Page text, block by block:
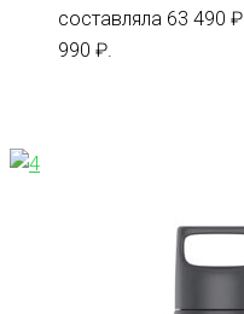
составляла 63 490 ₽.
990 ₽.